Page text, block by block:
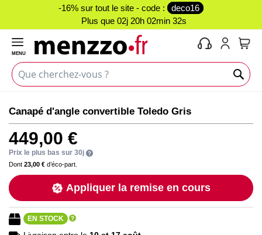
-16% sur tout le site - code :
deco16
Plus que 02j 20h 02min 32s
MENU
to
the
end
of
the
images
gallery
to
the
beginning
of
the
images
gallery
Canapé d'angle convertible Toledo Gris
449,00 €
Prix le plus bas sur 30j
Dont 23,00 € d’éco-part.
Appliquer la remise en cours
EN STOCK